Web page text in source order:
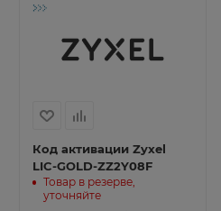
Код активации Zyxel
LIC-GOLD-ZZ2Y08F
Товар в резерве,
уточняйте